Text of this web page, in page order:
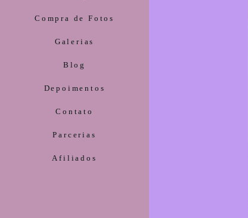
Compra de Fotos
Galerias
Blog
Depoimentos
Contato
Parcerias
Afiliados